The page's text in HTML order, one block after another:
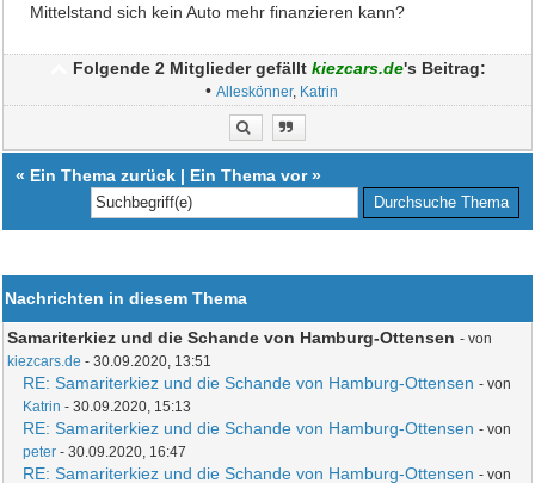
Mittelstand sich kein Auto mehr finanzieren kann?
Folgende 2 Mitglieder gefällt kiezcars.de's Beitrag:
•Alleskönner, Katrin
« Ein Thema zurück | Ein Thema vor»
Nachrichten in diesem Thema
Samariterkiez und die Schande von Hamburg-Ottensen - von
kiezcars.de - 30.09.2020, 13:51
RE: Samariterkiez und die Schande von Hamburg-Ottensen - von
Katrin - 30.09.2020, 15:13
RE: Samariterkiez und die Schande von Hamburg-Ottensen - von
peter - 30.09.2020, 16:47
RE: Samariterkiez und die Schande von Hamburg-Ottensen - von